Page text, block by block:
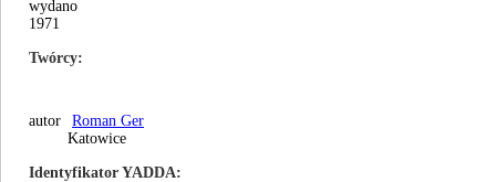
wydano
1971
Twórcy
autor
Roman Ger
Katowice
Identyfikator YADDA